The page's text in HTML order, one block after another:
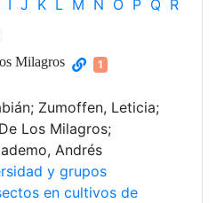
I J K L M N O P Q R
Milagros 1
Zumoffen, Leticia;
Los Milagros;
Andrés
y grupos
en cultivos de